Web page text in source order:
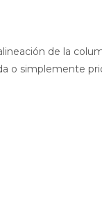
de la
o simplemente